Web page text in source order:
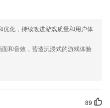
体验。
如果您喜欢这款软件，您可以到应
历，以帮助我们更好的对产品进行
优化，持续改进游戏质量和用户体
面和音效，营造沉浸式的游戏体验
89